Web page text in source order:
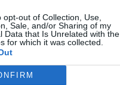
opt-out of Collection, Use,
Sale, and/or Sharing of my
Data that Is Unrelated with the
for which it was collected.
91 (615kg)
Radiální
19
2